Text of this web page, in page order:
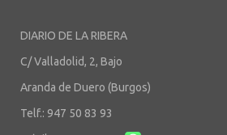
DIARIO DE LA RIBERA
C/ Valladolid, 2, Bajo
Aranda de Duero (Burgos)
Telf.: 947 50 83 93